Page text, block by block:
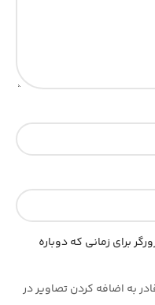
برای زمانی که دوباره
به اضافه کردن تصاویر در